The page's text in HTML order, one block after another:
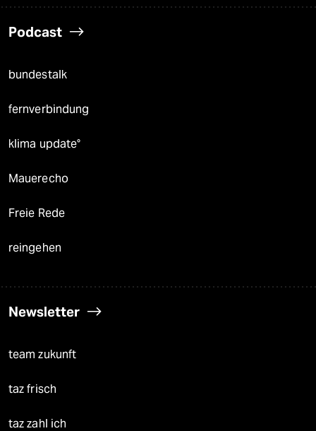
Podcast
bundestalk
fernverbindung
klima update°
Mauerecho
Freie Rede
reingehen
Newsletter
team zukunft
taz frisch
taz zahl ich